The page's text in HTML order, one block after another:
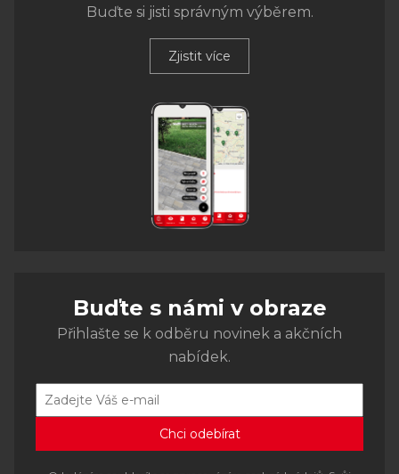
Buďte si jisti správným výběrem.
Zjistit více
Buďte s námi v obraze
Přihlašte se k odběru novinek a akčních
nabídek.